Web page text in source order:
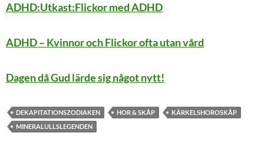
ADHD:Utkast:Flickor med ADHD
ADHD – Kvinnor och Flickor ofta utan vård
Dagen då Gud lärde sig något nytt!
DEKAPITATIONSZODIAKEN HOR & SKÅP
KÄRKELSHOROSKÅP
MINERALULLSLEGENDEN